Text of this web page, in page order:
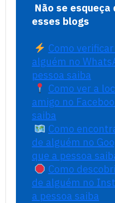
Não se
esses blogs
Como
alguém no
pessoa saiba
Como ver a
amigo no
saiba
Como
de alguém no
que a pessoa
Como
de alguém no
a pessoa saiba